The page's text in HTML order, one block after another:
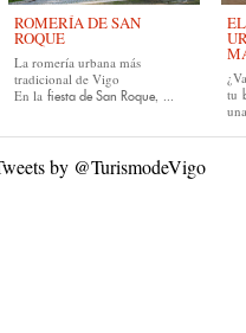
ROMERÍA DE SAN
ROQUE
La romería urbana más
tradicional de Vigo
En la fiesta de San Roque, ...
tu
by @TurismodeVigo